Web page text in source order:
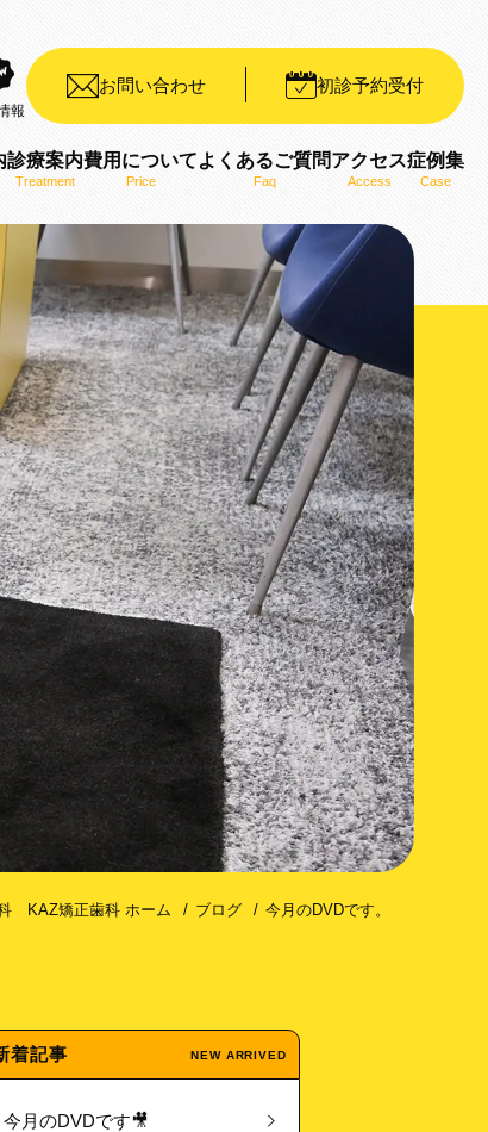
報
お問い合わせ 初診予約受付
診療案内
Treatment
イモンシステム）
正装置（WIN）
）
正治療
（歯槽骨皮質骨切除術）
費用について
Price
よくあるご質問
Faq
アクセス
Access
症例集
Case
KAZ矯正歯科 ホーム ブログ 今月のDVDです。
着記事 NEW ARRIVED
今月のDVDです🎥